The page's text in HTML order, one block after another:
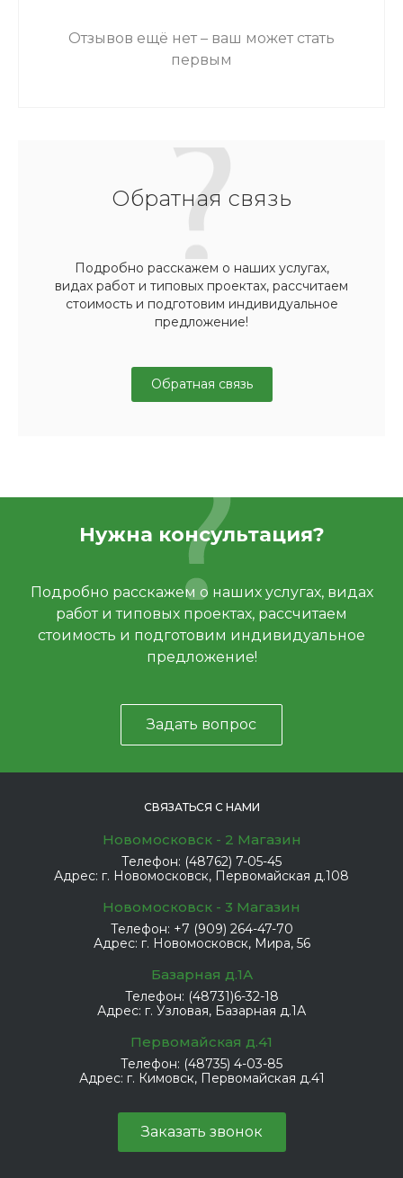
Отзывов ещё нет – ваш может стать
первым
Обратная связь
Подробно расскажем о наших услугах,
видах работ и типовых проектах, рассчитаем
стоимость и подготовим индивидуальное
предложение!
Обратная связь
Нужна консультация?
Подробно расскажем о наших услугах, видах
работ и типовых проектах, рассчитаем
стоимость и подготовим индивидуальное
предложение!
Задать вопрос
СВЯЗАТЬСЯ С НАМИ
Новомосковск - 2 Магазин
Телефон: (48762) 7-05-45
Адрес: г. Новомосковск, Первомайская д.108
Новомосковск - 3 Магазин
Телефон: +7 (909) 264-47-70
Адрес: г. Новомосковск, Мира, 56
Базарная д.1А
Телефон: (48731)6-32-18
Адрес: г. Узловая, Базарная д.1А
Первомайская д.41
Телефон: (48735) 4-03-85
Адрес: г. Кимовск, Первомайская д.41
Заказать звонок